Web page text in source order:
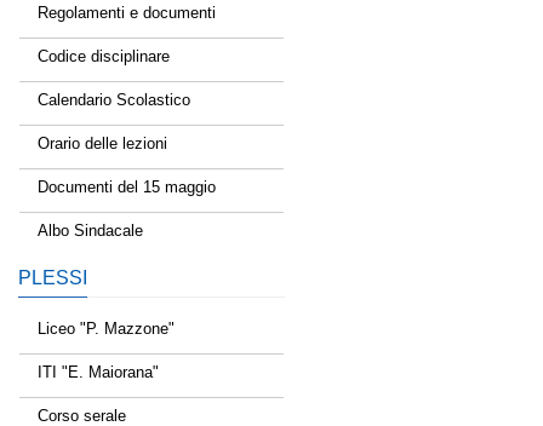
Regolamenti e documenti
Codice disciplinare
Calendario Scolastico
Orario delle lezioni
Documenti del 15 maggio
Albo Sindacale
PLESSI
Liceo "P. Mazzone"
ITI "E. Maiorana"
Corso serale